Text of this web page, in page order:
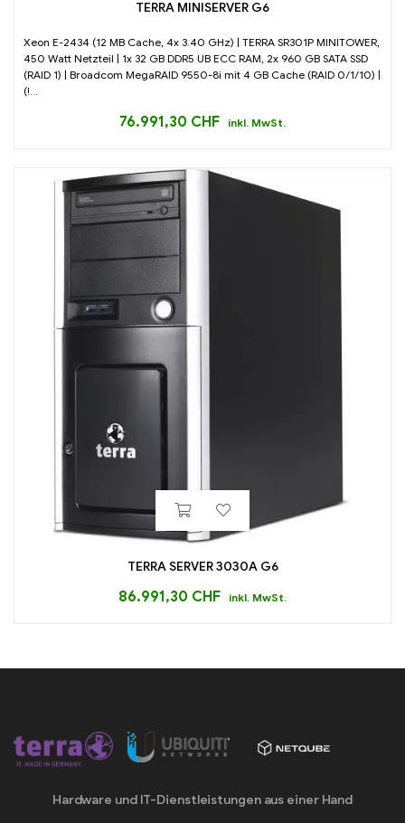
TERRA MINISERVER G6
Xeon E-2434 (12 MB Cache, 4x 3.40 GHz) | TERRA SR301P MINITOWER,
450 Watt Netzteil | 1x 32 GB DDR5 UB ECC RAM, 2x 960 GB SATA SSD
(RAID 1) | Broadcom MegaRAID 9550-8i mit 4 GB Cache (RAID 0/1/10) |
(!...
76.991,30 CHF inkl. MwSt.
TERRA SERVER 3030A G6
86.991,30 CHF inkl. MwSt.
Hardware und IT-Dienstleistungen aus einer Hand